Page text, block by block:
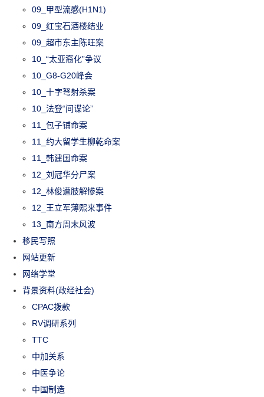
09_甲型流感(H1N1)
09_红宝石酒楼结业
09_超市东主陈旺案
10_“太亚裔化”争议
10_G8-G20峰会
10_十字弩射杀案
10_法登“间谍论”
11_包子铺命案
11_约大留学生柳乾命案
11_韩建国命案
12_刘冠华分尸案
12_林俊遭肢解惨案
12_王立军薄熙来事件
13_南方周末风波
移民写照
网站更新
网络学堂
背景资料(政经社会)
CPAC拨款
RV调研系列
TTC
中加关系
中医争论
中国制造